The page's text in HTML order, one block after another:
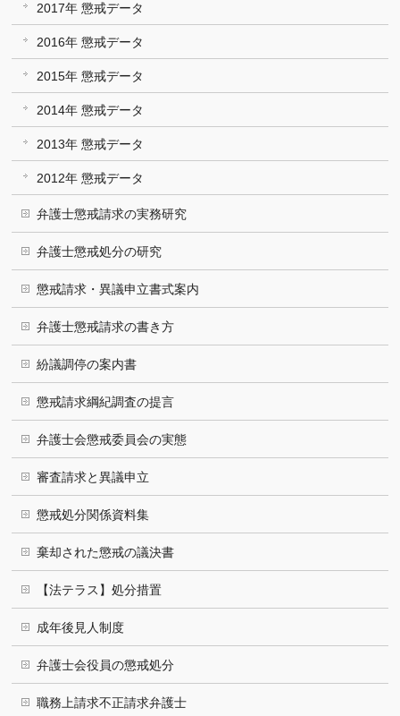
2017年 懲戒データ
2016年 懲戒データ
2015年 懲戒データ
2014年 懲戒データ
2013年 懲戒データ
2012年 懲戒データ
弁護士懲戒請求の実務研究
弁護士懲戒処分の研究
懲戒請求・異議申立書式案内
弁護士懲戒請求の書き方
紛議調停の案内書
懲戒請求綱紀調査の提言
弁護士会懲戒委員会の実態
審査請求と異議申立
懲戒処分関係資料集
棄却された懲戒の議決書
【法テラス】処分措置
成年後見人制度
弁護士会役員の懲戒処分
職務上請求不正請求弁護士